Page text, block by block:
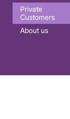
Private
Customers
About us